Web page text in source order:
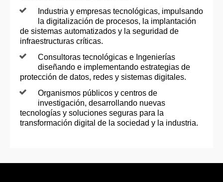
Industria y empresas tecnológicas, impulsando
la digitalización de procesos, la implantación
de sistemas automatizados y la seguridad de
infraestructuras críticas.
Consultoras tecnológicas e Ingenierías
diseñando e implementando estrategias de
protección de datos, redes y sistemas digitales.
Organismos públicos y centros de
investigación, desarrollando nuevas
tecnologías y soluciones seguras para la
transformación digital de la sociedad y la industria.